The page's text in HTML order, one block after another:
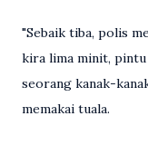
"Sebaik tiba, polis
kira lima minit,
seorang kanak-
memakai tuala.